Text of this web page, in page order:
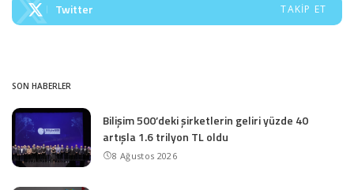
Twitter TAKIP ET
SON HABERLER
Bilişim 500’deki şirketlerin geliri yüzde 40
artışla 1.6 trilyon TL oldu
8 Ağustos 2026